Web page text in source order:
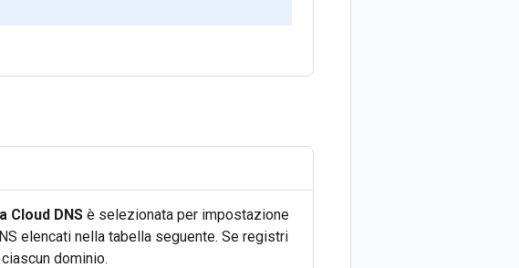
Cloud DNS è selezionata per impostazione
elencati nella tabella seguente. Se registri
dominio.